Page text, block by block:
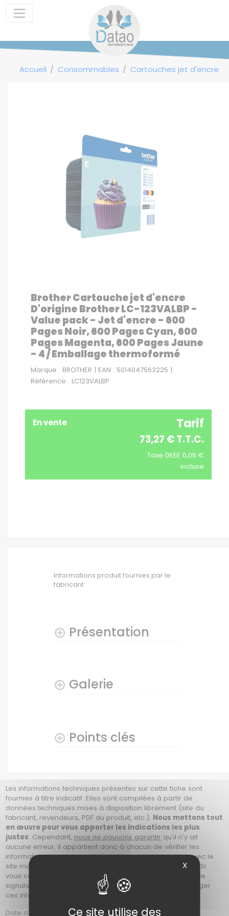
Accueil Consommables Cartouches jet d'encre
Brother Cartouche jet d'encre
D'origine Brother LC-123VALBP -
Value pack - Jet d'encre - 600
Pages Noir, 600 Pages Cyan, 600
Pages Magenta, 600 Pages Jaune
- 4 / Emballage thermoformé
Marque : BROTHER | EAN : 5014047563225 |
Référence : LC123VALBP
En vente Tarif
73,27 € T.T.C.
Taxe DEEE 0,05 €
incluse
Informations produit fournies par le
fabricant
Présentation
Galerie
Points clés
Les informations techniques présentes sur cette fiche sont
fournies à titre indicatif. Elles sont compilées à partir de
données techniques mises à disposition librement (site du
fabricant, revendeurs, PDF du produit, etc.). Nous mettons tout
en œuvre pour vous apporter les indications les plus
justes. Cependant, nous ne pouvons garantir qu'il n'y ait
aucune erreur. Il appartient donc à chacun de vérifier les
informations avant son achat, soit en prenant contact avec le
site marchand, ou en se référant au site du constructeur. Si
vous constatez une erreur sur cette fiche, merci de nous le
signaler en nous contactant afin que nous puissions corriger
ces informations. Photos non contractuelles.
Date d'ajout : Le Samedi 26 Juin 2021 à 21h07 | date de
Panneau de gestion des cookies
X
Ce site utilise des